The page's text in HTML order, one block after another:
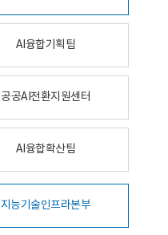
AI융합기획팀
공공AI전환지원센터
AI융합확산팀
지능기술인프라본부